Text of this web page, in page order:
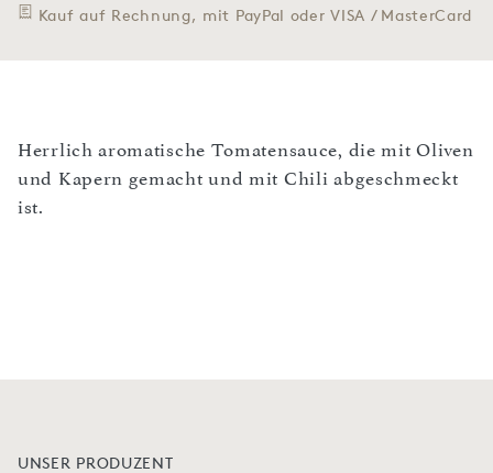
Kauf auf Rechnung, mit PayPal oder VISA / MasterCard
Herrlich aromatische Tomatensauce, die mit Oliven
und Kapern gemacht und mit Chili abgeschmeckt
ist.
UNSER PRODUZENT